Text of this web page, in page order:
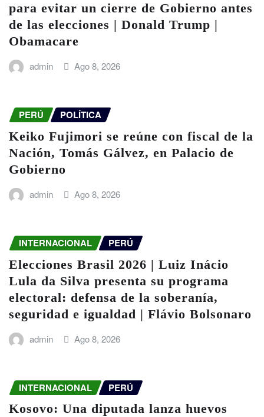
para evitar un cierre de Gobierno antes
de las elecciones | Donald Trump |
Obamacare
admin Ago 8, 2026
PERÚ POLÍTICA
Keiko Fujimori se reúne con fiscal de la
Nación, Tomás Gálvez, en Palacio de
Gobierno
admin Ago 8, 2026
INTERNACIONAL PERÚ
Elecciones Brasil 2026 | Luiz Inácio
Lula da Silva presenta su programa
electoral: defensa de la soberanía,
seguridad e igualdad | Flávio Bolsonaro
admin Ago 8, 2026
INTERNACIONAL PERÚ
Kosovo: Una diputada lanza huevos